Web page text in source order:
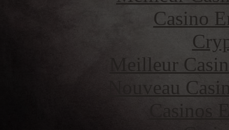
Casino
Meilleur
Nouveau
Casinos